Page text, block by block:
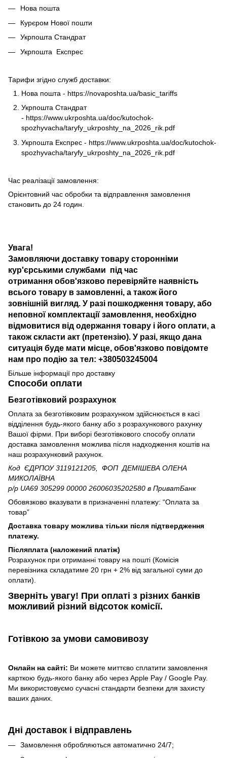
Нова пошта
Курєром Нової пошти
Укрпошта Стандрат
Укрпошта Експрес
Тарифи згідно служб доставки:
Нова пошта - https://novaposhta.ua/basic_tariffs
Укрпошта Стандрат
- https://www.ukrposhta.ua/doc/kutochok-
spozhyvacha/taryfy_ukrposhty_na_2026_rik.pdf
Укрпошта Експрес - https://www.ukrposhta.ua/doc/kutochok-
spozhyvacha/taryfy_ukrposhty_na_2026_rik.pdf
Час реалізації замовлення:
Орієнтовний час обробки та відправлення замовлення
становить до 24 годин.
Увага!
Замовляючи доставку товару сторонніми
кур'єрськими службами під час
отримання обов'язково перевіряйте наявність
всього товару в замовленні, а також його
зовнішній вигляд. У разі пошкодження товару, або
неповної комплектації замовлення, необхідно
відмовитися від одержання товару і його оплати, а
також скласти акт (претензію). У разі, якщо дана
ситуація буде мати місце, обов'язково повідомте
нам про подію за тел: +380503245004
Більше інформації про доставку
Способи оплати
Безготівковий розрахунок
Оплата за безготівковим розрахунком здійснюється в касі
відділення будь-якого банку або з розрахункового рахунку
Вашої фірми. При виборі безготівкового способу оплати
доставка замовлення можлива після надходження коштів на
наш розрахунковий рахунок.
Код ЄДРПОУ 3119121205, ФОП ДЕМІШЕВА ОЛЕНА
МИКОЛАЇВНА
р/р UA69 305299 00000 26006035202580 в ПриватБанк
Обовязково вказувати в призначенні платежу: “Оплата за
товар”
Доставка товару можлива тільки після підтвердження
платежу.
Післяплата (наложений платіж)
Розрахунок при отриманні товару на пошті (Комісія
перевізника складатиме 20 грн + 2% від загальної суми до
оплати).
Зверніть увагу!​ При оплаті з різних банків
можливий різний відсоток комісії.
Готівкою за умови самовивозу
Онлайн на сайті: Ви можете миттєво сплатити замовлення
карткою будь-якого банку або через Apple Pay / Google Pay.
Ми використовуємо сучасні стандарти безпеки для захисту
ваших даних.
Дні доставок і відправлень
Замовлення обробляються автоматично 24/7;